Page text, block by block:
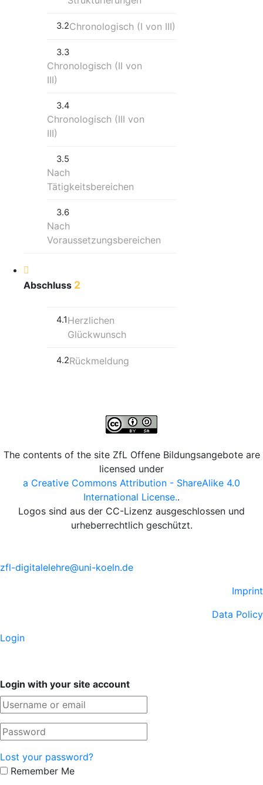
3.2Chronologisch (I von III)
3.3
Chronologisch (II von
III)
3.4
Chronologisch (III von
III)
3.5
Nach
Tätigkeitsbereichen
3.6
Nach
Voraussetzungsbereichen
Abschluss 2
4.1Herzlichen
Glückwunsch
4.2Rückmeldung
The contents of the site ZfL Offene Bildungsangebote are
licensed under
a Creative Commons Attribution - ShareAlike 4.0
International License..
Logos sind aus der CC-Lizenz ausgeschlossen und
urheberrechtlich geschützt.
zfl-digitalelehre@uni-koeln.de
Imprint
Data Policy
Login
Login with your site account
Lost your password?
Remember Me